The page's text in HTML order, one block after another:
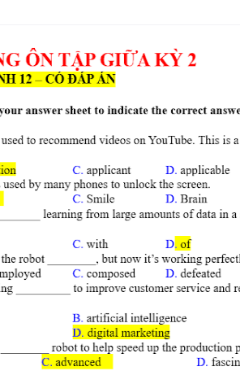
SPEAKING - TIẾNG ANH 4 -
CAMBRIDGE